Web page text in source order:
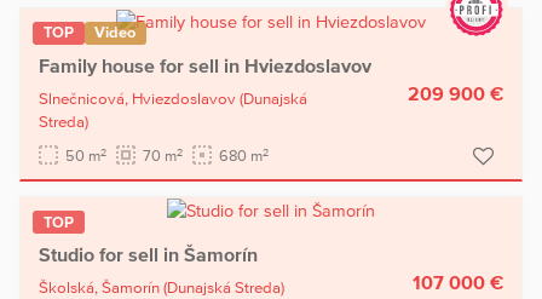
TOP Video
Family house for sell in Hviezdoslavov
Slnečnicová, Hviezdoslavov (Dunajská
Streda)
50 m2 70 m2 680 m2
209 900 €
TOP
Studio for sell in Šamorín
Školská, Šamorín (Dunajská Streda)
107 000 €